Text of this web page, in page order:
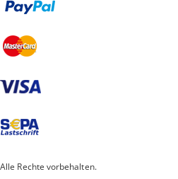
Rechte vorbehalten.